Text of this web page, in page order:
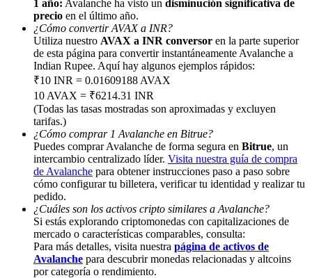
Deposit & Trade BTC to Share 25000 USDT prize pool!
Deposit CASHCAT & Win
Share 500000 CASHCAT prize pool
Exclusive for BitMart Users
Register & Trade to Win 500,000 USDT
Precious Metals Trading Carnival
Trade Gold & Silver · 33,333 USDT Bonus
1 año: Avalanche ha visto un disminución significativa de
precio en el último año.
¿Cómo convertir AVAX a INR?
Utiliza nuestro AVAX a INR conversor en la parte superior
de esta página para convertir instantáneamente Avalanche a
Indian Rupee. Aquí hay algunos ejemplos rápidos:
₹10 INR = 0.01609188 AVAX
10 AVAX = ₹6214.31 INR
(Todas las tasas mostradas son aproximadas y excluyen
tarifas.)
¿Cómo comprar 1 Avalanche en Bitrue?
Puedes comprar Avalanche de forma segura en Bitrue, un
intercambio centralizado líder. Visita nuestra guía de compra
de Avalanche para obtener instrucciones paso a paso sobre
cómo configurar tu billetera, verificar tu identidad y realizar tu
pedido.
¿Cuáles son los activos cripto similares a Avalanche?
Si estás explorando criptomonedas con capitalizaciones de
mercado o características comparables, consulta:
Para más detalles, visita nuestra página de activos de
Avalanche para descubrir monedas relacionadas y altcoins
por categoría o rendimiento.